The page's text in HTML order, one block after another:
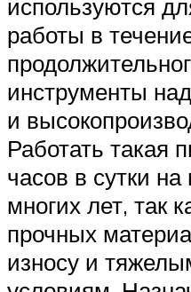
используются
работы в
инструменты
и
Работать такая
часов в сутки
многих лет, так
прочных
износу и